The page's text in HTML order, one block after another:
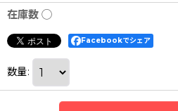
在庫数 ◯
Facebookでシェア
数量: